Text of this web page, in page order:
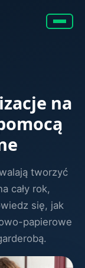
na
tworzyć
cały rok,
się, jak
papierowe